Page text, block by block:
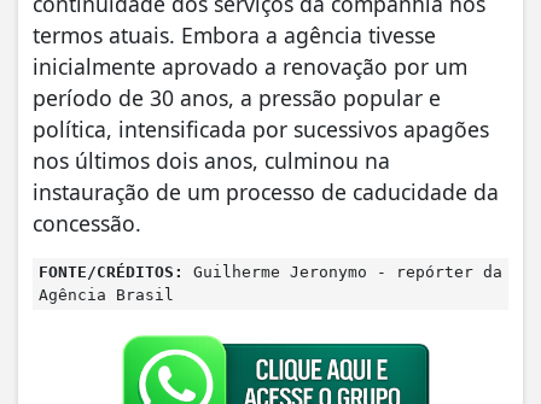
termos atuais. Embora a agência tivesse
inicialmente aprovado a renovação por um
período de 30 anos, a pressão popular e
política, intensificada por sucessivos apagões
nos últimos dois anos, culminou na
instauração de um processo de caducidade da
concessão.
FONTE/CRÉDITOS:
Guilherme Jeronymo - repórter da
Agência Brasil